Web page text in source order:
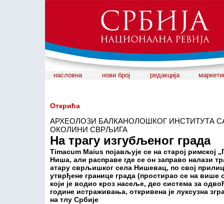
насловна нови број редакција
Открића
АРХЕОЛОЗИ БАЛКАНОЛОШКОГ ИНСТИТУТА
ОКОЛИНИ СВРЉИГА
На трагу изгубљеног града
Timacum Maius појављује се на старој римској
Ниша, али расправе где се он заправо налази
атару сврљишког села Нишевац, по свој
утврђене границе града (простирао се на више
који је водио кроз насеље, део система за
године истраживања, откривена је луксузна
на тлу Србије